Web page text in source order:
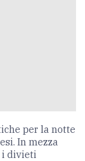
per la notte
In mezza
i divieti